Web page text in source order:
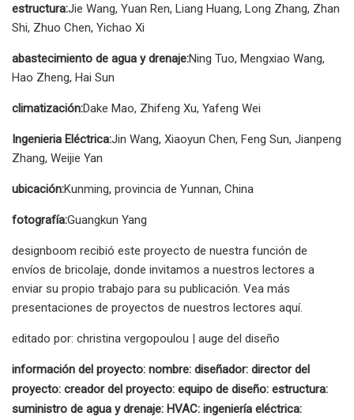
estructura:Jie Wang, Yuan Ren, Liang Huang, Long Zhang, Zhan
Shi, Zhuo Chen, Yichao Xi
abastecimiento de agua y drenaje:Ning Tuo, Mengxiao Wang,
Hao Zheng, Hai Sun
climatización:Dake Mao, Zhifeng Xu, Yafeng Wei
Ingenieria Eléctrica:Jin Wang, Xiaoyun Chen, Feng Sun, Jianpeng
Zhang, Weijie Yan
ubicación:Kunming, provincia de Yunnan, China
fotografía:Guangkun Yang
designboom recibió este proyecto de nuestra función de
envíos de bricolaje, donde invitamos a nuestros lectores a
enviar su propio trabajo para su publicación. Vea más
presentaciones de proyectos de nuestros lectores aquí.
editado por: christina vergopoulou | auge del diseño
información del proyecto: nombre: diseñador: director del
proyecto: creador del proyecto: equipo de diseño: estructura:
suministro de agua y drenaje: HVAC: ingeniería eléctrica: